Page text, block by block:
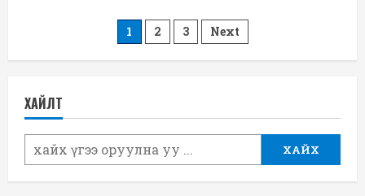
оны
үйл
ажиллагааны
үр
Posts
pagination
1 2 3 Next
ХАЙЛТ
ХАЙХ